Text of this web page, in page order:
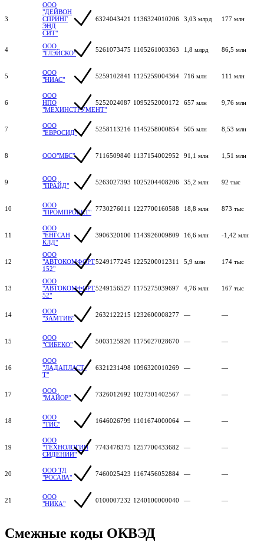
3
ООО
"ДЕЙВОН
СПРИНГ
ЭНД
СИТ"
6324043421 1136324010206 3,03 млрд 177 млн
4
ООО
"ГЛЭЙСКО"
5261073475 1105261003363 1,8 млрд 86,5 млн
5
ООО
"НИАС"
5259102841 1125259004364 716 млн 111 млн
6
ООО
НПО
"МЕХИНСТРУМЕНТ"
5252024087 1095252000172 657 млн 9,76 млн
7
ООО
"ЕВРОСИД"
5258113216 1145258000854 505 млн 8,53 млн
8 ООО"МБС" 7116509840 1137154002952 91,1 млн 1,51 млн
9
ООО
"ПРАЙД"
5263027393 1025204408206 35,2 млн 92 тыс
10
ООО
"ПРОМПРОЕКТ" 7730276011 1227700160588 18,8 млн 873 тыс
11
ООО
"ЁНГСАН
КЛД"
3906320100 1143926009809 16,6 млн -1,42 млн
12
ООО
"АВТОКОМФОРТ
152"
5249177245 1225200012311 5,9 млн 174 тыс
13
ООО
"АВТОКОМФОРТ
52"
5249156527 1175275039697 4,76 млн 167 тыс
14
ООО
"ЗАМТИВ"
2632122215 1232600008277 — —
15
ООО
"СИБЕКО"
5003125920 1175027028670 — —
16
ООО
"ЛАДАПЛАСТ-
Т"
6321231498 1096320010269 — —
17
ООО
"МАЙОР"
7326012692 1027301402567 — —
18
ООО
"ТИС"
1646026799 1101674000064 — —
19
ООО
"ТЕХНОЛОГИИ
СИДЕНИЙ"
7743478375 1257700433682 — —
20
ООО ТД
"РОСАВА"
7460025423 1167456052884 — —
21
ООО
"НИКА"
0100007232 1240100000040 — —
Смежные коды ОКВЭД